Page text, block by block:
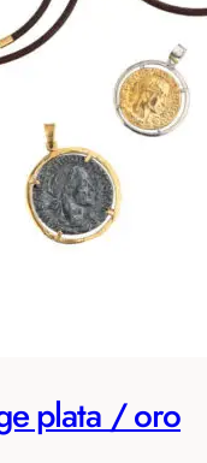
plata / oro